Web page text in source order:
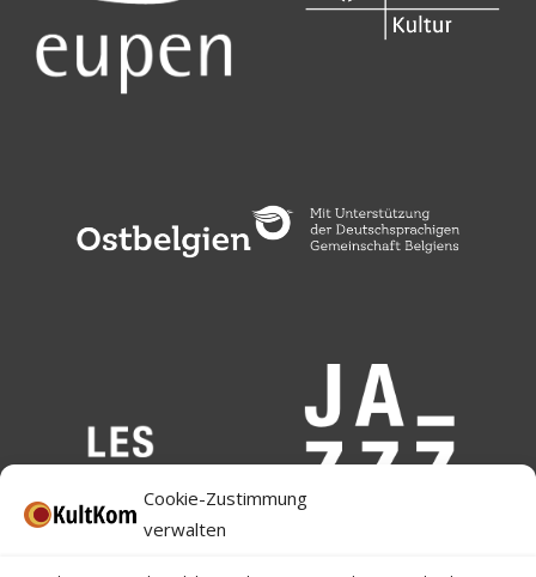
Cookie-Zustimmung
verwalten